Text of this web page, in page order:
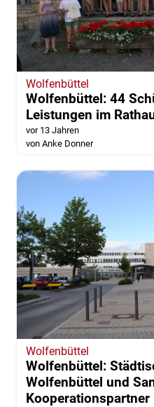
Wolfenbüttel
Wolfenbüttel: 44
Leistungen im
vor 13 Jahren
von Anke Donner
Wolfenbüttel
Wolfenbüttel:
Wolfenbüttel und
Kooperationspartner